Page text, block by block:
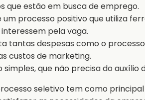
que estão em busca de emprego.
um processo positivo que utiliza
pela vaga.
tantas despesas como o
custos de marketing.
simples, que não precisa do auxílio
seletivo tem como